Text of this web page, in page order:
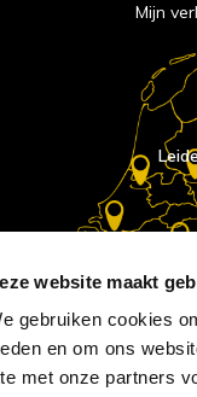
website maakt
gebruiken cookies
en om ons
met onze partners
Mijn